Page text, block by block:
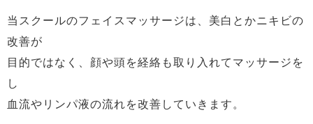
当スクールのフェイスマッサージは、美白とかニキビの
改善が
目的ではなく、顔や頭を経絡も取り入れてマッサージを
し
血流やリンパ液の流れを改善していきます。